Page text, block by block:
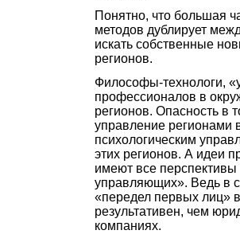
Понятно, что большая
методов дублирует
искать собственные
регионов.
Философы-технологи,
профессионалов в
регионов. Опасность в
управление
психологическим
этих регионов. А идеи
имеют все
управляющих». Ведь в
«передел первых лиц»
результативен, чем
компаниях.